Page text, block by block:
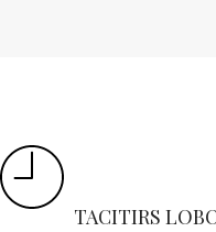
TACITIRS